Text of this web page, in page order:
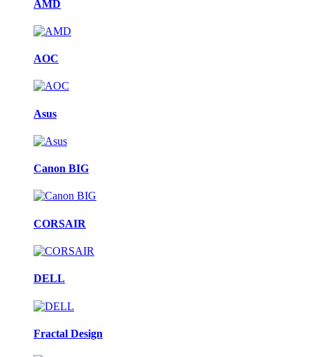
AMD
AOC
Asus
Canon BIG
CORSAIR
DELL
Fractal Design